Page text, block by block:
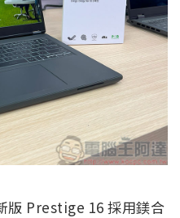
版 Prestige 16 採用鎂合